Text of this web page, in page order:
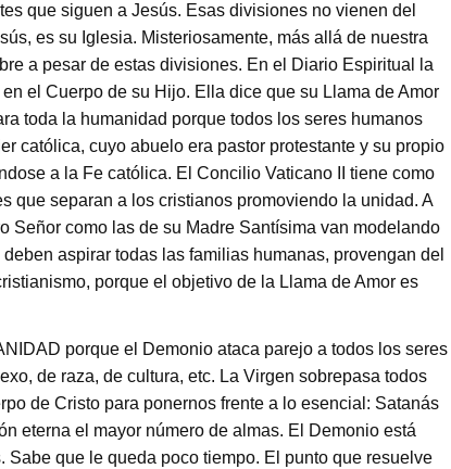
que siguen a Jesús. Esas divisiones no vienen del
es su Iglesia. Misteriosamente, más allá de nuestra
a pesar de estas divisiones. En el Diario Espiritual la
el Cuerpo de su Hijo. Ella dice que su Llama de Amor
toda la humanidad porque todos los seres humanos
católica, cuyo abuelo era pastor protestante y su propio
a la Fe católica. El Concilio Vaticano II tiene como
que separan a los cristianos promoviendo la unidad. A
Señor como las de su Madre Santísima van modelando
aspirar todas las familias humanas, provengan del
porque el objetivo de la Llama de Amor es
porque el Demonio ataca parejo a todos los seres
de raza, de cultura, etc. La Virgen sobrepasa todos
de Cristo para ponernos frente a lo esencial: Satanás
eterna el mayor número de almas. El Demonio está
que le queda poco tiempo. El punto que resuelve